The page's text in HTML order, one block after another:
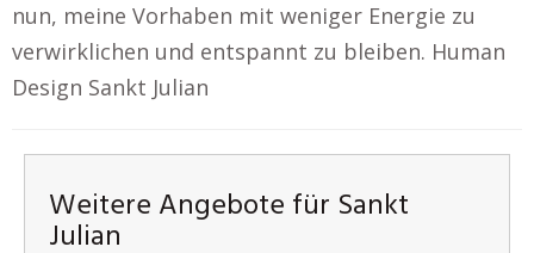
nun, meine Vorhaben mit weniger Energie zu
verwirklichen und entspannt zu bleiben. Human
Design Sankt Julian
Weitere Angebote für Sankt
Julian